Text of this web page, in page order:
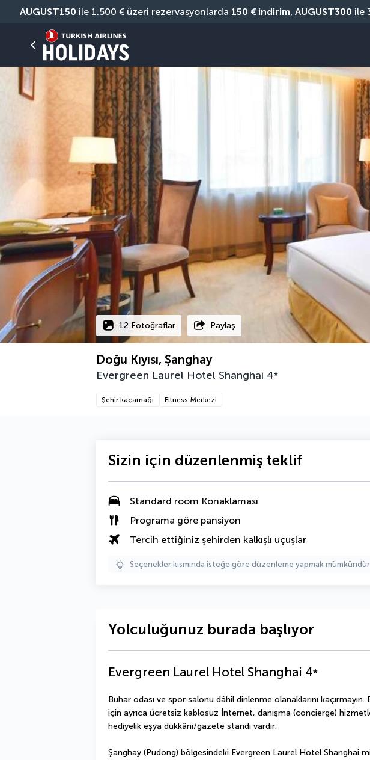
AUGUST150 ile 1.500 € üzeri rezervasyonlarda 150 € indirim, AUGUST300 ile
12 Fotoğraflar Paylaş
Doğu Kıyısı, Şanghay
Evergreen Laurel Hotel Shanghai 4*
Şehir kaçamağı Fitness Merkezi
Sizin için düzenlenmiş teklif
Standard room Konaklaması
Programa göre pansiyon
Tercih ettiğiniz şehirden kalkışlı uçuşlar
Seçenekler kısmında isteğe göre düzenleme yapmak
Yolculuğunuz burada başlıyor
Evergreen Laurel Hotel Shanghai 4*
Buhar odası ve spor salonu dâhil dinlenme olanaklarını
için ayrıca ücretsiz kablosuz İnternet, danışma (concierge)
hediyelik eşya dükkânı/gazete standı vardır.
Şanghay (Pudong) bölgesindeki Evergreen Laurel Hotel Shanghai